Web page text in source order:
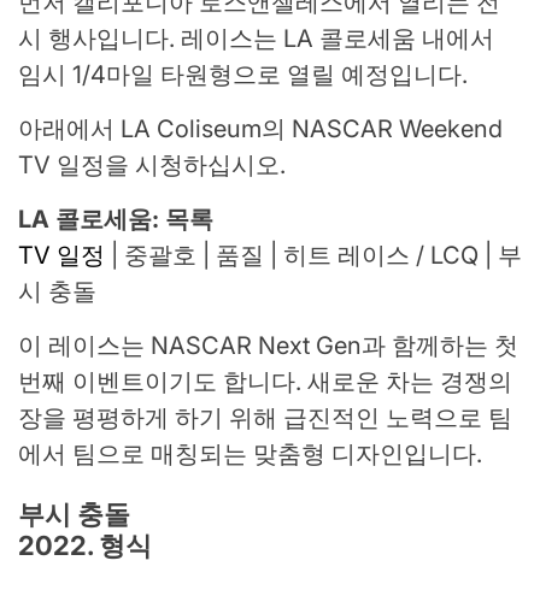
시 행사입니다. 레이스는 LA 콜로세움 내에서
임시 1/4마일 타원형으로 열릴 예정입니다.
아래에서 LA Coliseum의 NASCAR Weekend
TV 일정을 시청하십시오.
LA 콜로세움: 목록
TV 일정
| 중괄호 | 품질 | 히트 레이스 / LCQ | 부
시 충돌
이 레이스는 NASCAR Next Gen과 함께하는 첫
번째 이벤트이기도 합니다. 새로운 차는 경쟁의
장을 평평하게 하기 위해 급진적인 노력으로 팀
에서 팀으로 매칭되는 맞춤형 디자인입니다.
부시 충돌
2022. 형식